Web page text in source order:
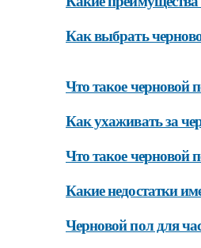
Как выбрать
Что такое черновой
Как ухаживать за
Что такое черновой
Какие недостатки
Черновой пол для